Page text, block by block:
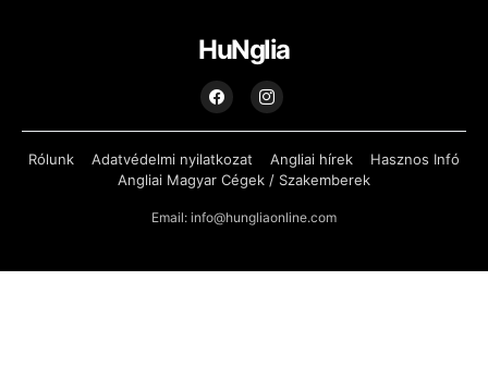
HuNglia
Rólunk Adatvédelmi nyilatkozat Angliai hírek
Hasznos Infó
Angliai Magyar Cégek / Szakemberek
Email: info@hungliaonline.com